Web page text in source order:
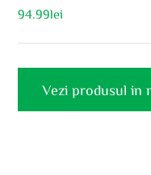
94.99lei
Vezi produsul in